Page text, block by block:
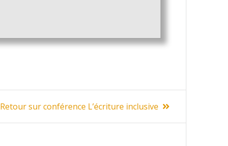
Next
Retour sur conférence L’écriture inclusive